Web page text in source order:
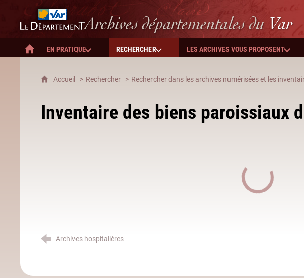
Département du Var
Archives départementalesdu Var
ACCUEIL
EN PRATIQUE RECHERCHER LES ARCHIVES VOUS PROPOSENT
Accueil Rechercher Rechercher dans les archives numérisées et les
Inventaire des biens paroissiaux
Archives hospitalières